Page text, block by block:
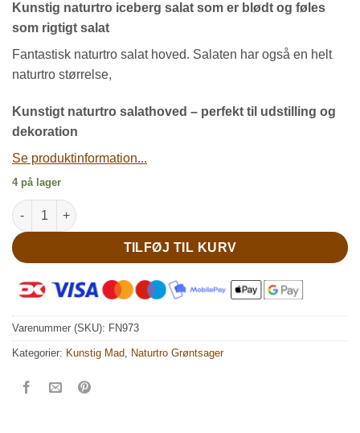
Kunstig naturtro iceberg salat som er blødt og føles
som rigtigt salat
Fantastisk naturtro salat hoved. Salaten har også en helt
naturtro størrelse,
Kunstigt naturtro salathoved – perfekt til udstilling og
dekoration
Se produktinformation...
4 på lager
Kunstig naturtro iceberg salat antal
TILFØJ TIL KURV
Varenummer (SKU): FN973
Kategorier: Kunstig Mad Naturtro Grøntsager